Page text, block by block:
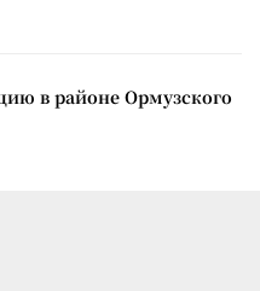
в районе Ормузского